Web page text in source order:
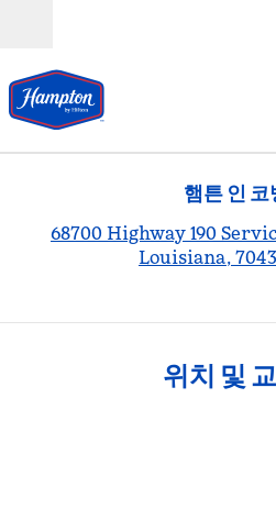
햄튼 인 코
68700 Highway 190
Louisiana,
위치 및